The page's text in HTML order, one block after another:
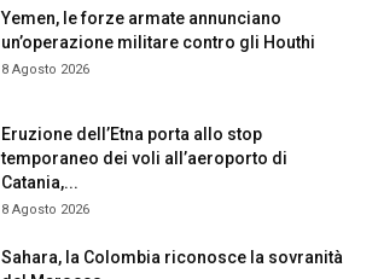
Yemen, le forze armate annunciano
un’operazione militare contro gli Houthi
8 Agosto 2026
Eruzione dell’Etna porta allo stop
temporaneo dei voli all’aeroporto di
Catania,...
8 Agosto 2026
Sahara, la Colombia riconosce la sovranità